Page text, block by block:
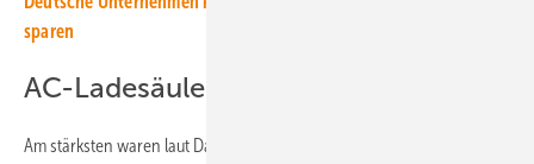
sparen
AC-Ladesäulen besser ausgelastet
Am stärksten waren laut Daten des Ladesäulentrackers die